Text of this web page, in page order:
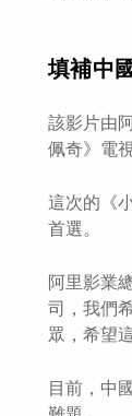
填補中
該影片由
佩奇》電
這次的《
首選。
阿里影業
司，我們
眾，希望
目前，中